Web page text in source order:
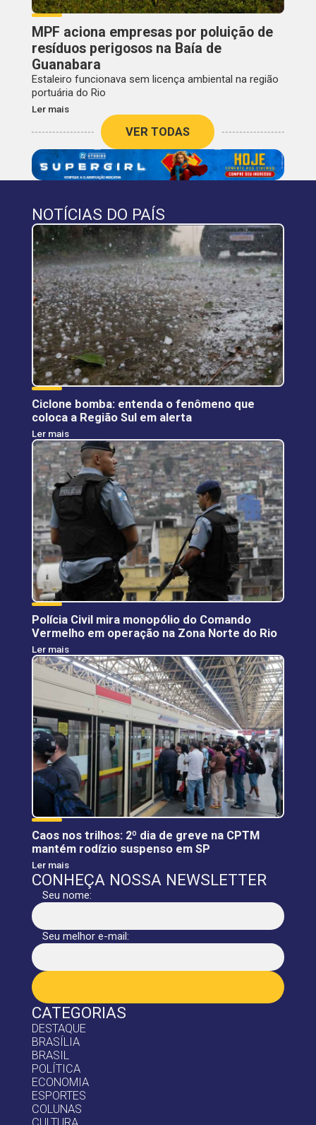
MPF aciona empresas por poluição de
resíduos perigosos na Baía de
Guanabara
Estaleiro funcionava sem licença ambiental na região
portuária do Rio
Ler mais
VER TODAS
CATEGORIAS
DESTAQUE
BRASÍLIA
BRASIL
POLÍTICA
ECONOMIA
ESPORTES
COLUNAS
NOTÍCIAS DO PAÍS
Ciclone bomba: entenda o fenômeno que
coloca a Região Sul em alerta
Ler mais
Polícia Civil mira monopólio do Comando
Vermelho em operação na Zona Norte do Rio
Ler mais
Caos nos trilhos: 2º dia de greve na CPTM
mantém rodízio suspenso em SP
Ler mais
CONHEÇA NOSSA NEWSLETTER
Seu nome:
Seu melhor e-mail: